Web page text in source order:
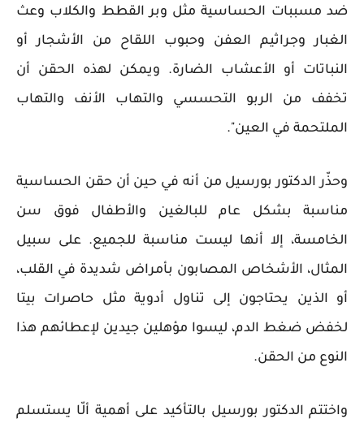
ضد مسببات الحساسية مثل وبر القطط والكلاب وعث
الغبار وجراثيم العفن وحبوب اللقاح من الأشجار أو
النباتات أو الأعشاب الضارة. ويمكن لهذه الحقن أن
تخفف من الربو التحسسي والتهاب الأنف والتهاب
الملتحمة في العين".
وحذّر الدكتور بورسيل من أنه في حين أن حقن الحساسية
مناسبة بشكل عام للبالغين والأطفال فوق سن
الخامسة، إلا أنها ليست مناسبة للجميع. على سبيل
المثال، الأشخاص المصابون بأمراض شديدة في القلب،
أو الذين يحتاجون إلى تناول أدوية مثل حاصرات بيتا
لخفض ضغط الدم، ليسوا مؤهلين جيدين لإعطائهم هذا
النوع من الحقن.
واختتم الدكتور بورسيل بالتأكيد على أهمية ألّا يستسلم